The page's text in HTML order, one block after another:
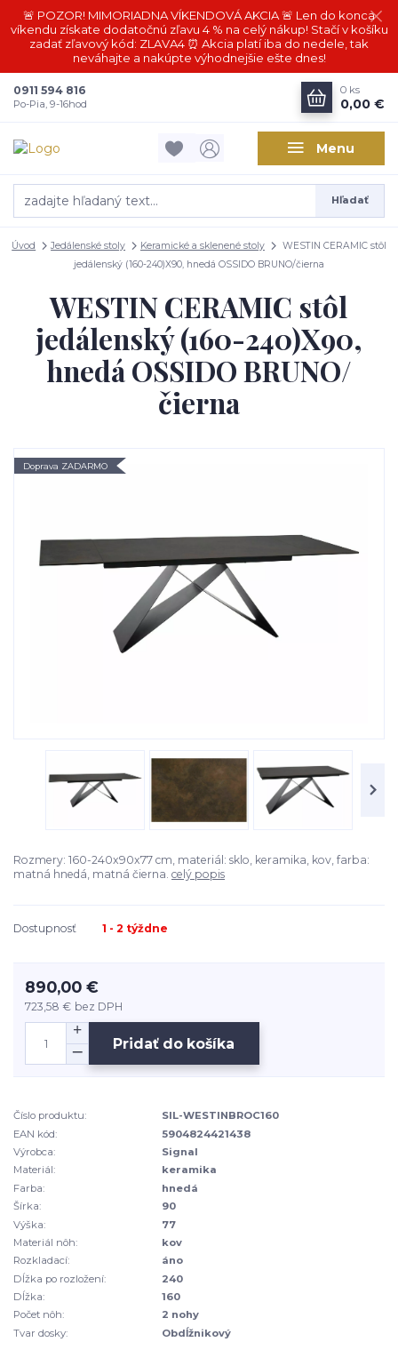
🚨 POZOR! MIMORIADNA VÍKENDOVÁ AKCIA 🚨 Len do konca
víkendu získate dodatočnú zľavu 4 % na celý nákup! Stačí v košíku
zadať zľavový kód: ZLAVA4 ⏰ Akcia platí iba do nedele, tak
neváhajte a nakúpte výhodnejšie ešte dnes!
Menu
Hľadať
0911 594 816
Po-Pia, 9-16hod
0 ks
0,00 €
Úvod Jedálenské stoly Keramické a sklenené stoly
WESTIN CERAMIC stôl
jedálenský (160-240)X90, hnedá OSSIDO BRUNO/čierna
WESTIN CERAMIC stôl
jedálenský (160-240)X90,
hnedá OSSIDO BRUNO/
čierna
Doprava ZADARMO
Rozmery: 160-240x90x77 cm, materiál: sklo, keramika, kov, farba:
matná hnedá, matná čierna. celý popis
Dostupnosť 1 - 2 týždne
890,00 €
723,58 € bez DPH
Pridať do košíka
Číslo produktu:
SIL-WESTINBROC160
EAN kód:
5904824421438
Výrobca:
Signal
Materiál:
keramika
Farba:
hnedá
Šírka:
90
Výška:
77
Materiál nôh:
kov
Rozkladací:
áno
Dĺžka po rozložení:
240
Dĺžka:
160
Počet nôh:
2 nohy
Tvar dosky:
Obdĺžnikový